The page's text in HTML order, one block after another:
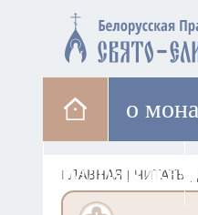
о
паломникам
ГЛАВНАЯ | ЧИТАТЬ